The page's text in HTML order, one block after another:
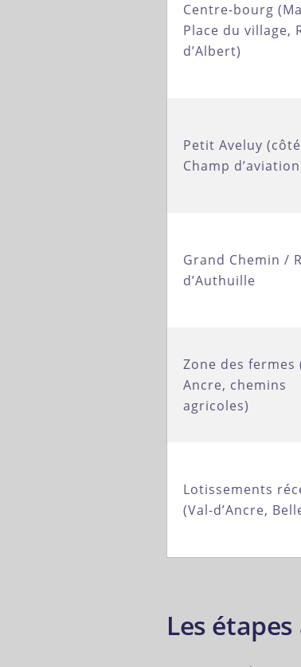
Centre-bourg
Place du village,
d’Albert)
Petit Aveluy (côté
Champ
Grand Chemin /
d’Authuille
Zone des fermes
Ancre, chemins
agricoles)
Lotissements
(Val-d’Ancre,
Les